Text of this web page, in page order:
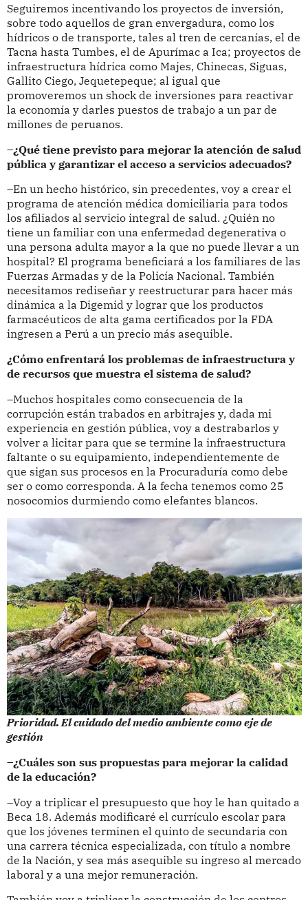
Seguiremos incentivando los proyectos de inversión,
sobre todo aquellos de gran envergadura, como los
hídricos o de transporte, tales al tren de cercanías, el de
Tacna hasta Tumbes, el de Apurímac a Ica; proyectos de
infraestructura hídrica como Majes, Chinecas, Siguas,
Gallito Ciego, Jequetepeque; al igual que
promoveremos un shock de inversiones para reactivar
la economía y darles puestos de trabajo a un par de
millones de peruanos.
–¿Qué tiene previsto para mejorar la atención de salud
pública y garantizar el acceso a servicios adecuados?
–En un hecho histórico, sin precedentes, voy a crear el
programa de atención médica domiciliaria para todos
los afiliados al servicio integral de salud. ¿Quién no
tiene un familiar con una enfermedad degenerativa o
una persona adulta mayor a la que no puede llevar a un
hospital? El programa beneficiará a los familiares de las
Fuerzas Armadas y de la Policía Nacional. También
necesitamos rediseñar y reestructurar para hacer más
dinámica a la Digemid y lograr que los productos
farmacéuticos de alta gama certificados por la FDA
ingresen a Perú a un precio más asequible.
¿Cómo enfrentará los problemas de infraestructura y
de recursos que muestra el sistema de salud?
–Muchos hospitales como consecuencia de la
corrupción están trabados en arbitrajes y, dada mi
experiencia en gestión pública, voy a destrabarlos y
volver a licitar para que se termine la infraestructura
faltante o su equipamiento, independientemente de
que sigan sus procesos en la Procuraduría como debe
ser o como corresponda. A la fecha tenemos como 25
nosocomios durmiendo como elefantes blancos.
Prioridad. El cuidado del medio ambiente como eje de
gestión
–¿Cuáles son sus propuestas para mejorar la calidad
de la educación?
–Voy a triplicar el presupuesto que hoy le han quitado a
Beca 18. Además modificaré el currículo escolar para
que los jóvenes terminen el quinto de secundaria con
una carrera técnica especializada, con título a nombre
de la Nación, y sea más asequible su ingreso al mercado
laboral y a una mejor remuneración.